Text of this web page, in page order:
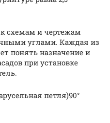
схемам и чертежам
углами. Каждая из
понять назначение и
при установке
петля)90°